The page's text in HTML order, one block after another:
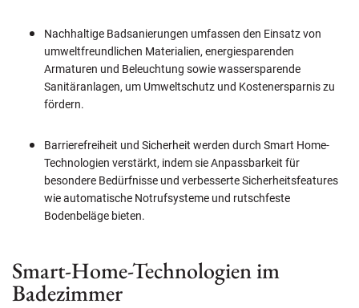
Nachhaltige Badsanierungen umfassen den Einsatz von
umweltfreundlichen Materialien, energiesparenden
Armaturen und Beleuchtung sowie wassersparende
Sanitäranlagen, um Umweltschutz und Kostenersparnis zu
fördern.
Barrierefreiheit und Sicherheit werden durch Smart Home-
Technologien verstärkt, indem sie Anpassbarkeit für
besondere Bedürfnisse und verbesserte Sicherheitsfeatures
wie automatische Notrufsysteme und rutschfeste
Bodenbeläge bieten.
Smart-Home-Technologien im
Badezimmer